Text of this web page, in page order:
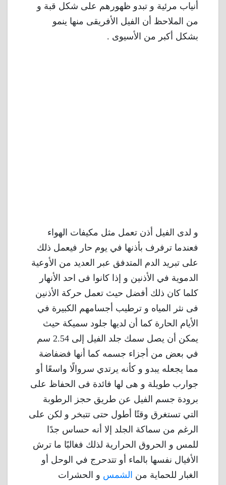
أنياب مرئية و تبدو ظهورهم على شكل قبة و
من الملاحظ أن الفيل الأفريقى منها ينمو
بشكل أكبر من الأسيوى .
و لدى الفيل أذن تعمل مثل مكيفات الهواء
فعندما ترفرف بأذنها في يوم حار فيعمل ذلك
على تبريد الدم المتدفق عبر العديد من الأوعية
الدموية في الأذنين و إذا كانوا فى احد الأنهار
كلما كان ذلك أفضل حيث تعمل حركة الأذنين
فى نثر المياه و ترطيب أجسامهم الكبيرة في
الأيام الحارة كما أن لديها جلود سميكة حيث
يمكن أن يصل سمك جلد الفيل إلى 2.54 سم
في بعض من أجزاء جسمه كما أنها فضفاضة
مما يجعله يبدو و كأنه يرتدي سروالًا واسعًا أو
جوارب طويلة و هى لها فائدة فى الحفاظ على
برودة جسم الفيل عن طريق حجز الرطوبة
التي تستغرق وقتًا أطول حتى تتبخر و لكن على
الرغم من سماكة الجلد إلا أنه حساس جدًا
للمس و الحروق الحرارية لذلك فغالبًا ما ترش
الأفيال نفسها بالماء أو تتدحرج في الوحل أو
الغبار للحماية من الشمس و الحشرات